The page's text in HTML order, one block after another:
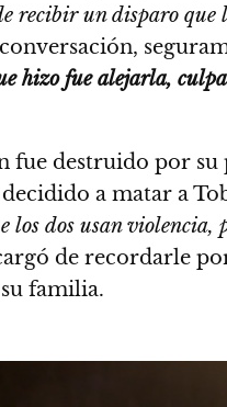
recibir un disparo
hizo fue alejarla,
fue destruido por
a matar a
los dos usan
de recordarle
familia.